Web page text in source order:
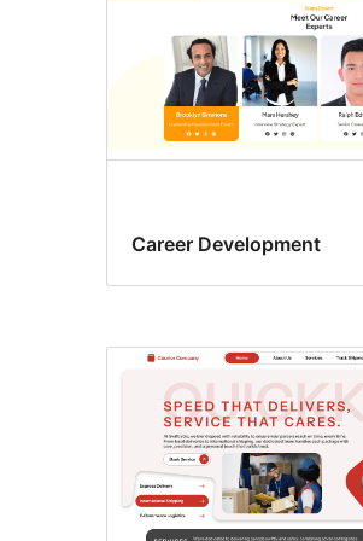
Career Development